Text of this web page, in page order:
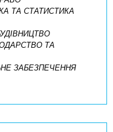
ТА СТАТИСТИКА
ТА
ЗАБЕЗПЕЧЕННЯ